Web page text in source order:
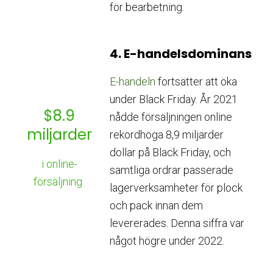
för bearbetning.
$8.9
miljarder
i online-
försäljning
4. E-handelsdominans
E-handeln fortsätter att öka
under Black Friday. År 2021
nådde försäljningen online
rekordhöga 8,9 miljarder
dollar på Black Friday, och
samtliga ordrar passerade
lagerverksamheter för plock
och pack innan dem
levererades. Denna siffra var
något högre under 2022.